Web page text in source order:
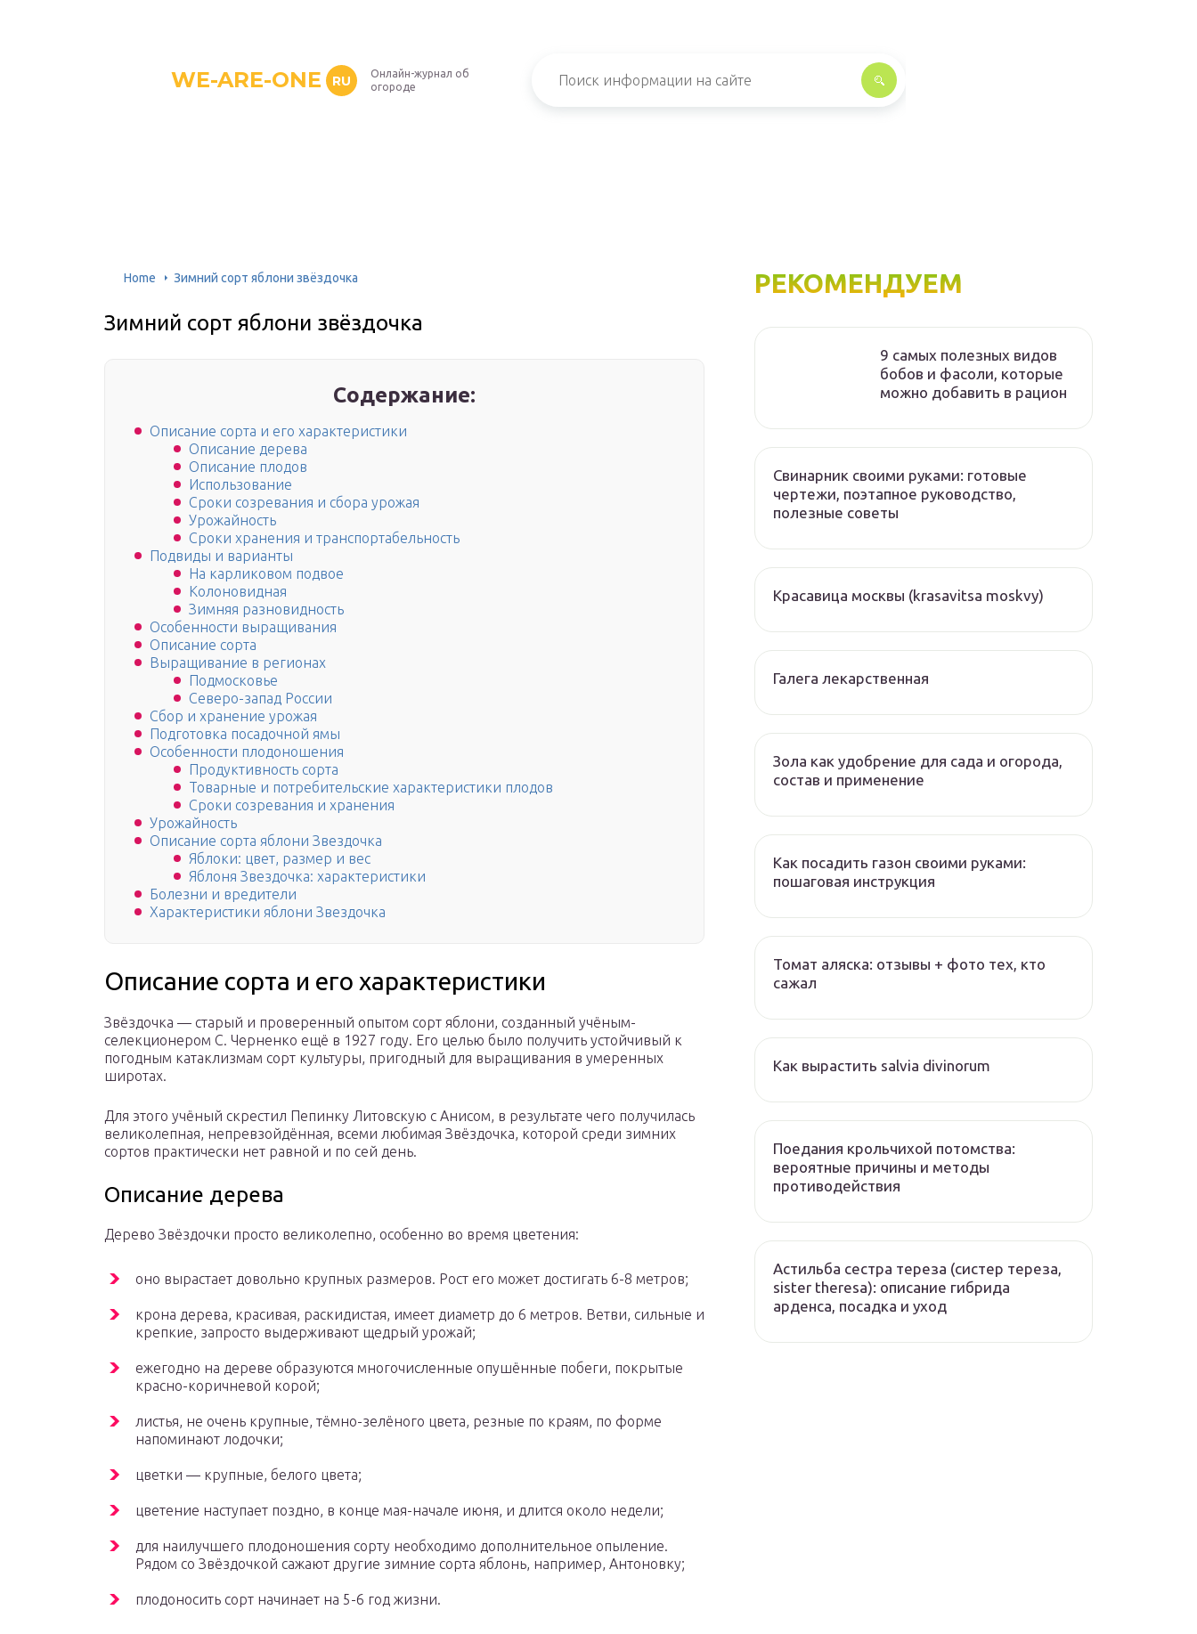
WE-ARE-ONE RU
Онлайн-журнал об
огороде
Home Зимний сорт яблони звёздочка
Зимний сорт яблони звёздочка
Содержание:
Описание сорта и его характеристики
Описание дерева
Описание плодов
Использование
Сроки созревания и сбора урожая
Урожайность
Сроки хранения и транспортабельность
Подвиды и варианты
На карликовом подвое
Колоновидная
Зимняя разновидность
Особенности выращивания
Описание сорта
Выращивание в регионах
Подмосковье
Северо-запад России
Сбор и хранение урожая
Подготовка посадочной ямы
Особенности плодоношения
Продуктивность сорта
Товарные и потребительские характеристики плодов
Сроки созревания и хранения
Урожайность
Описание сорта яблони Звездочка
Яблоки: цвет, размер и вес
Яблоня Звездочка: характеристики
Болезни и вредители
Характеристики яблони Звездочка
Описание сорта и его характеристики
Звёздочка — старый и проверенный опытом сорт яблони, созданный учёным-
селекционером С. Черненко ещё в 1927 году. Его целью было получить устойчивый к
погодным катаклизмам сорт культуры, пригодный для выращивания в умеренных
широтах.
Для этого учёный скрестил Пепинку Литовскую с Анисом, в результате чего получилась
великолепная, непревзойдённая, всеми любимая Звёздочка, которой среди зимних
сортов практически нет равной и по сей день.
Описание дерева
Дерево Звёздочки просто великолепно, особенно во время цветения:
оно вырастает довольно крупных размеров. Рост его может достигать 6-8 метров;
крона дерева, красивая, раскидистая, имеет диаметр до 6 метров. Ветви, сильные и
крепкие, запросто выдерживают щедрый урожай;
ежегодно на дереве образуются многочисленные опушённые побеги, покрытые
красно-коричневой корой;
листья, не очень крупные, тёмно-зелёного цвета, резные по краям, по форме
напоминают лодочки;
цветки — крупные, белого цвета;
цветение наступает поздно, в конце мая-начале июня, и длится около недели;
для наилучшего плодоношения сорту необходимо дополнительное опыление.
Рядом со Звёздочкой сажают другие зимние сорта яблонь, например, Антоновку;
плодоносить сорт начинает на 5-6 год жизни.
РЕКОМЕНДУЕМ
9 самых полезных видов
бобов и фасоли, которые
можно добавить в рацион
Свинарник своими руками: готовые
чертежи, поэтапное руководство,
полезные советы
Красавица москвы (krasavitsa moskvy)
Галега лекарственная
Зола как удобрение для сада и огорода,
состав и применение
Как посадить газон своими руками:
пошаговая инструкция
Томат аляска: отзывы + фото тех, кто
сажал
Как вырастить salvia divinorum
Поедания крольчихой потомства:
вероятные причины и методы
противодействия
Астильба сестра тереза (систер тереза,
sister theresa): описание гибрида
арденса, посадка и уход